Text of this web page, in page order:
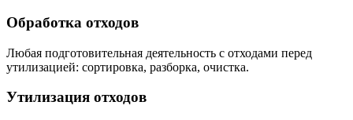
Обработка отходов
Любая подготовительная деятельность с отходами перед
утилизацией: сортировка, разборка, очистка.
Утилизация отходов